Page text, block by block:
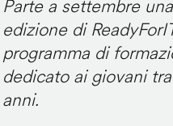
Parte a settembre
edizione di
programma di
dedicato ai giovani
anni.